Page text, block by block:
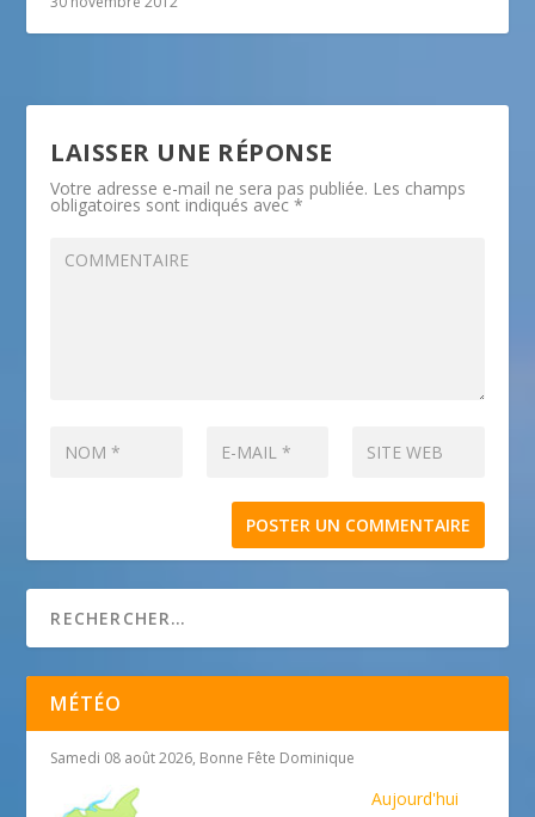
LAISSER UNE RÉPONSE
Votre adresse e-mail ne sera pas publiée. Les champs
obligatoires sont indiqués avec*
MÉTÉO
Samedi 08 août 2026, Bonne Fête Dominique
Aujourd'hui